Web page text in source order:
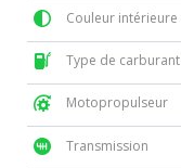
Couleur intérieure
Type de carburant
Motopropulseur
Transmission